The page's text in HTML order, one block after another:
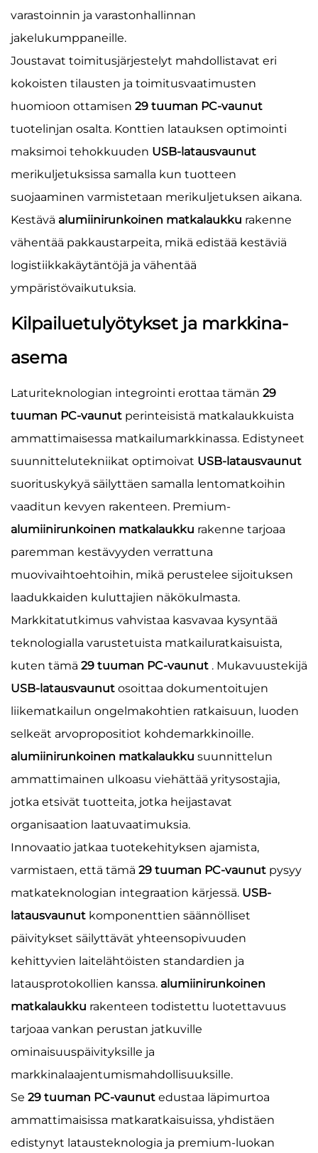
varastoinnin ja varastonhallinnan
jakelukumppaneille.
Joustavat toimitusjärjestelyt mahdollistavat eri
kokoisten tilausten ja toimitusvaatimusten
huomioon ottamisen 29 tuuman PC-vaunut
tuotelinjan osalta. Konttien latauksen optimointi
maksimoi tehokkuuden USB-latausvaunut
merikuljetuksissa samalla kun tuotteen
suojaaminen varmistetaan merikuljetuksen aikana.
Kestävä alumiinirunkoinen matkalaukku rakenne
vähentää pakkaustarpeita, mikä edistää kestäviä
logistiikkakäytäntöjä ja vähentää
ympäristövaikutuksia.
Kilpailuetulyötykset ja markkina-
asema
Laturiteknologian integrointi erottaa tämän 29
tuuman PC-vaunut perinteisistä matkalaukkuista
ammattimaisessa matkailumarkkinassa. Edistyneet
suunnittelutekniikat optimoivat USB-latausvaunut
suorituskykyä säilyttäen samalla lentomatkoihin
vaaditun kevyen rakenteen. Premium-
alumiinirunkoinen matkalaukku rakenne tarjoaa
paremman kestävyyden verrattuna
muovivaihtoehtoihin, mikä perustelee sijoituksen
laadukkaiden kuluttajien näkökulmasta.
Markkitatutkimus vahvistaa kasvavaa kysyntää
teknologialla varustetuista matkailuratkaisuista,
kuten tämä 29 tuuman PC-vaunut . Mukavuustekijä
USB-latausvaunut osoittaa dokumentoitujen
liikematkailun ongelmakohtien ratkaisuun, luoden
selkeät arvopropositiot kohdemarkkinoille.
alumiinirunkoinen matkalaukku suunnittelun
ammattimainen ulkoasu viehättää yritysostajia,
jotka etsivät tuotteita, jotka heijastavat
organisaation laatuvaatimuksia.
Innovaatio jatkaa tuotekehityksen ajamista,
varmistaen, että tämä 29 tuuman PC-vaunut pysyy
matkateknologian integraation kärjessä. USB-
latausvaunut komponenttien säännölliset
päivitykset säilyttävät yhteensopivuuden
kehittyvien laitelähtöisten standardien ja
latausprotokollien kanssa. alumiinirunkoinen
matkalaukku rakenteen todistettu luotettavuus
tarjoaa vankan perustan jatkuville
ominaisuuspäivityksille ja
markkinalaajentumismahdollisuuksille.
Se 29 tuuman PC-vaunut edustaa läpimurtoa
ammattimaisissa matkaratkaisuissa, yhdistäen
edistynyt latausteknologia ja premium-luokan